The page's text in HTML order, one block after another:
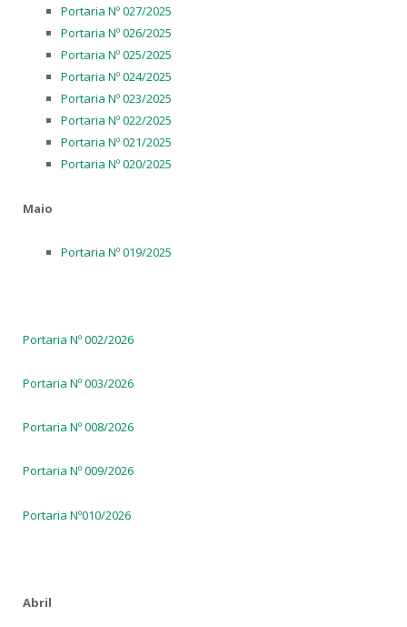
Portaria Nº 027/2025
Portaria Nº 026/2025
Portaria Nº 025/2025
Portaria Nº 024/2025
Portaria Nº 023/2025
Portaria Nº 022/2025
Portaria Nº 021/2025
Portaria Nº 020/2025
Maio
Portaria Nº 019/2025
Portaria Nº 002/2026
Portaria Nº 003/2026
Portaria Nº 008/2026
Portaria Nº 009/2026
Portaria Nº010/2026
Abril